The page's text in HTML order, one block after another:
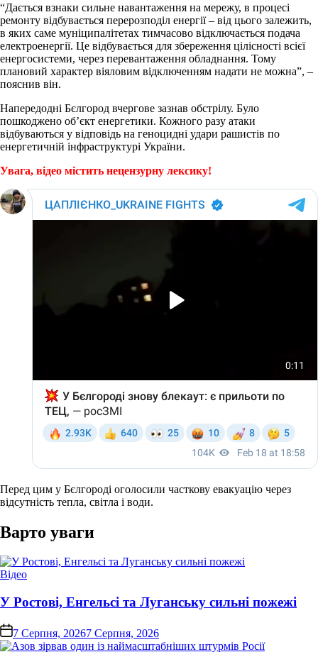
“Дається взнаки сильне навантаження на мережу, в процесі
ремонту відбувається перерозподіл енергії – від цього залежить,
в яких саме муніципалітетах тимчасово відключається подача
електроенергії. Це відбувається для збереження цілісності всієї
енергосистеми, через перевантаження обладнання. Тому
плановий характер віяловим відключенням надати не можна”, –
пояснив він.
Напередодні Бєлгород вчергове зазнав обстрілу. Було
пошкоджено об’єкт енергетики. Кожного разу атаки
відбуваються у відповідь на геноцидні удари рашистів по
енергетичній інфраструктурі України.
Увага, відео містить нецензурну лексику!
Перед цим у Бєлгороді оголосили часткову евакуацію через
відсутність тепла, світла і води.
Варто уваги
Опублікувати
Відео
У Ростові, Енгельсі та Луганську сильні пожежі
on 7 Серпня, 20267 Серпня, 2026